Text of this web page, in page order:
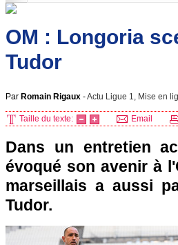
OM : Longoria
Tudor
Par Romain Rigaux -Actu Ligue 1, Mise en
Taille du texte: Email
Dans un entretien
évoqué son avenir à
marseillais a aussi
Tudor.